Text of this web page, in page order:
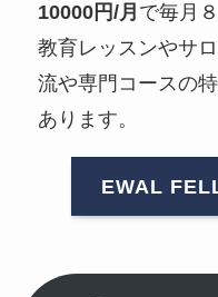
10000円/月 で毎月
教育レッスンやサ
流や専門コースの
あります。
EWAL